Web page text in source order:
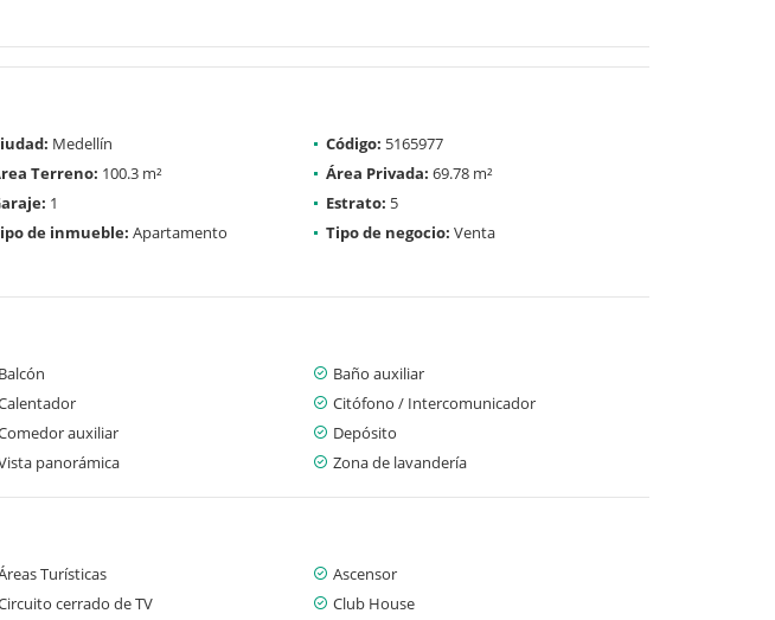
Medellín Código: 5165977
Terreno: 100.3 m² Área Privada: 69.78 m²
1 Estrato: 5
de inmueble: Apartamento Tipo de negocio: Venta
Balcón
Baño auxiliar
Citófono / Intercomunicador
auxiliar
Depósito
panorámica Zona de lavandería
Turísticas
Ascensor
cerrado de TV
Club House